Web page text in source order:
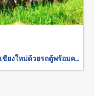
เที่ยวเชียงใหม่ด้วยรถตู้พร้อมคนขับ "ล่องแพเชียงใหม่"